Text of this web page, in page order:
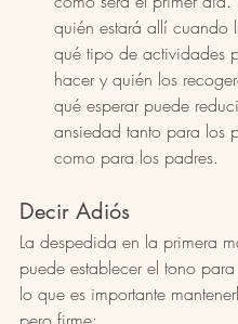
quién estará allí cuando
qué tipo de actividades
hacer y quién los
qué esperar puede
ansiedad tanto para los
como para los padres.
Decir Adiós
La despedida en la primera
puede establecer el tono
lo que es importante
pero firme: